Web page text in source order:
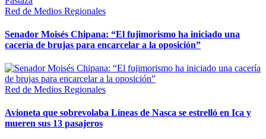
Red de Medios Regionales
Senador Moisés Chipana: “El fujimorismo ha iniciado una
cacería de brujas para encarcelar a la oposición”
Red de Medios Regionales
Avioneta que sobrevolaba Líneas de Nasca se estrelló en Ica y
mueren sus 13 pasajeros